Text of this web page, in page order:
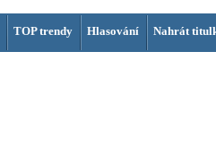
TOP trendy Hlasování Nahrát